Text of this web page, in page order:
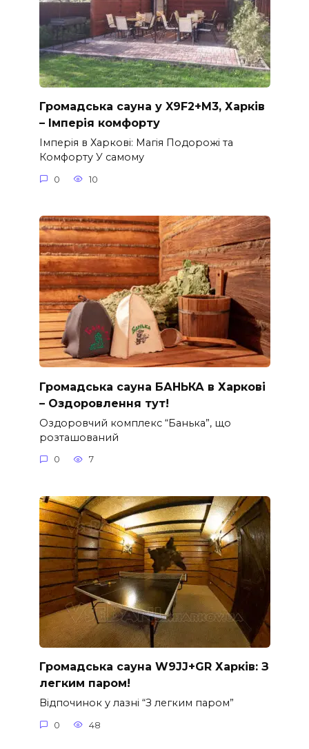
Громадська сауна у X9F2+M3, Харків
– Імперія комфорту
Імперія в Харкові: Магія Подорожі та
Комфорту У самому
0 10
Громадська сауна БАНЬКА в Харкові
– Оздоровлення тут!
Оздоровчий комплекс “Банька”, що
розташований
0 7
Громадська сауна W9JJ+GR Харків: З
легким паром!
Відпочинок у лазні “З легким паром”
0 48